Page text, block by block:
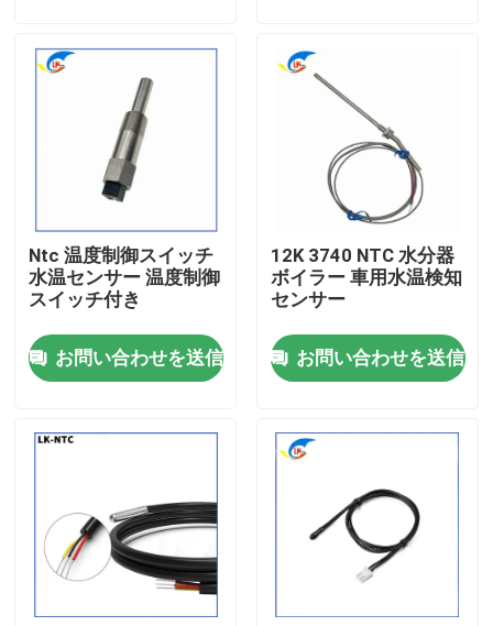
製品
わたしたち に つい て
工場 ツアー
品質管理
事件
PTCのサーミスター
Ntc 温度制御スイッチ
水温センサー 温度制御
スイッチ付き
お問い合わせを送信
12K 3740 NTC 水分器
ボイラー 車用水温検知
センサー
お問い合わせを送信